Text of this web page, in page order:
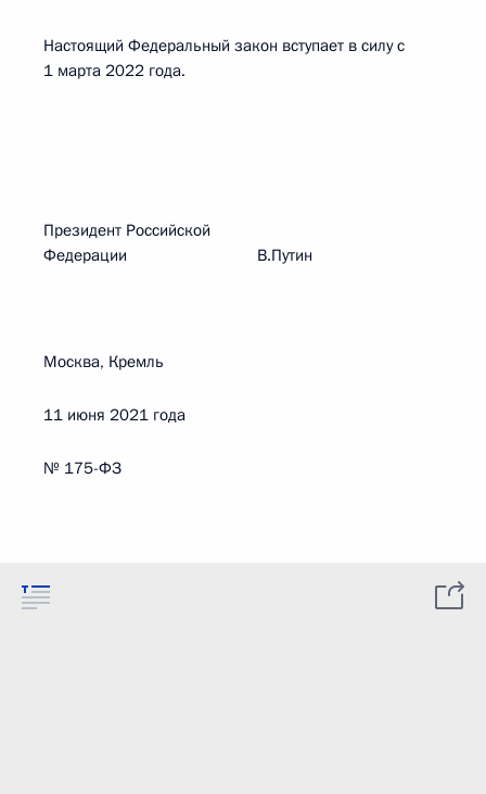
Настоящий Федеральный закон вступает в силу с
1 марта 2022 года.
Президент Российской
Федерации В.Путин
Москва, Кремль
11 июня 2021 года
№ 175-ФЗ